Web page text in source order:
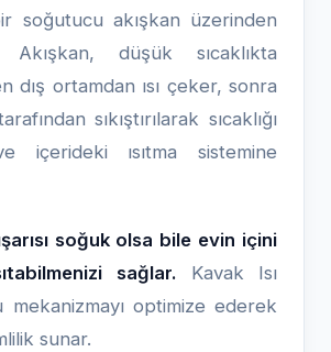
bir soğutucu akışkan üzerinden
düşük sıcaklıkta
dış ortamdan ısı çeker, sonra
sıkıştırılarak sıcaklığı
içerideki ısıtma sistemine
soğuk olsa bile evin içini
sağlar. Kavak Isı
mekanizmayı optimize ederek
sunar.